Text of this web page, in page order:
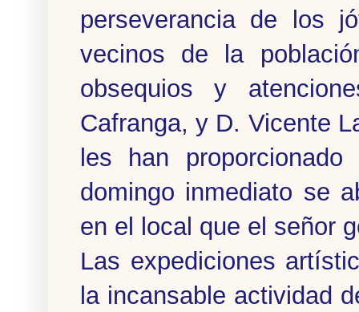
perseverancia de los
vecinos de la
obsequios y
Cafranga, y D. Vicente
les han
domingo inmediato se
en el local que el señor
Las expediciones
la incansable actividad